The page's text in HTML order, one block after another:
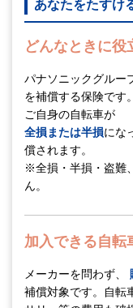
あなたをたすけ
どんなときに役
パナソニックグル
を補償する保険です。
ご自身の自転車が
全損または半損にな
償されます。
※全損・半損・盗難
ん。
加入できる自転
メーカーを問わず、
補償対象です。自転